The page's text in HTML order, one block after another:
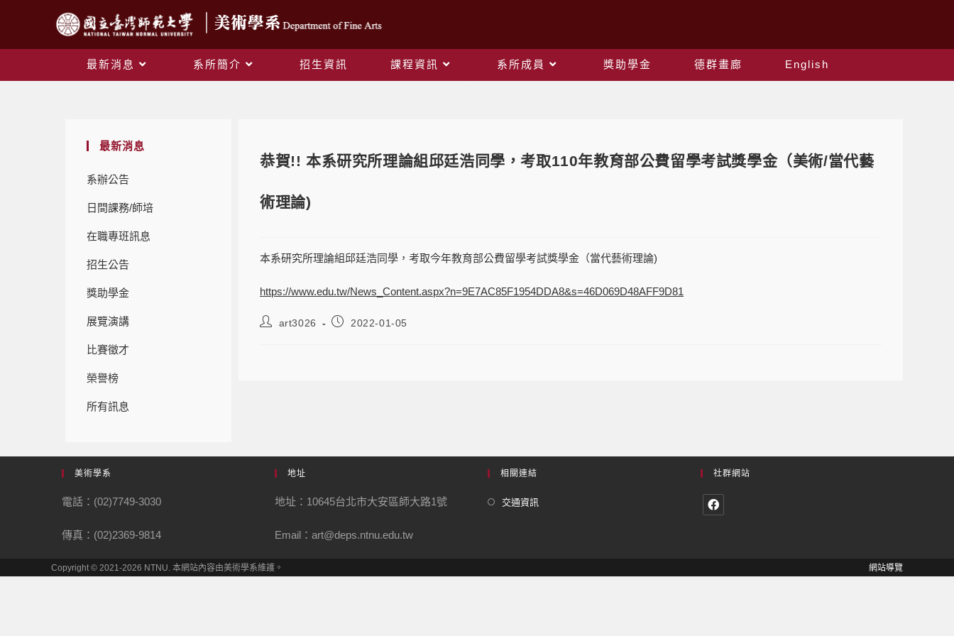
最新消息 系所簡介 招生資訊 課程資訊 系所成員 獎助學金 德群畫廊 English
最新消息
系辦公告
日間課務/師培
在職專班訊息
招生公告
獎助學金
展覽演講
比賽徵才
榮譽榜
所有訊息
恭賀!! 本系研究所理論組邱廷浩同學，考取110年教育部公費留學考試獎學金（美術/當代藝
術理論)
本系研究所理論組邱廷浩同學，考取今年教育部公費留學考試獎學金（當代藝術理論)
https://www.edu.tw/News_Content.aspx?n=9E7AC85F1954DDA8&s=46D069D48AFF9D81
art3026 2022-01-05
美術學系
電話：(02)7749-3030
傳真：(02)2369-9814
地址
地址：10645台北市大安區師大路1號
Email：art@deps.ntnu.edu.tw
相關連結
交通資訊
社群網站
網站導覽
Copyright © 2021-2026 NTNU. 本網站內容由美術學系維護。